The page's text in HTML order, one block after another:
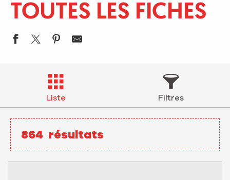
TOUTES LES FICHES
Liste Filtres
864 résultats